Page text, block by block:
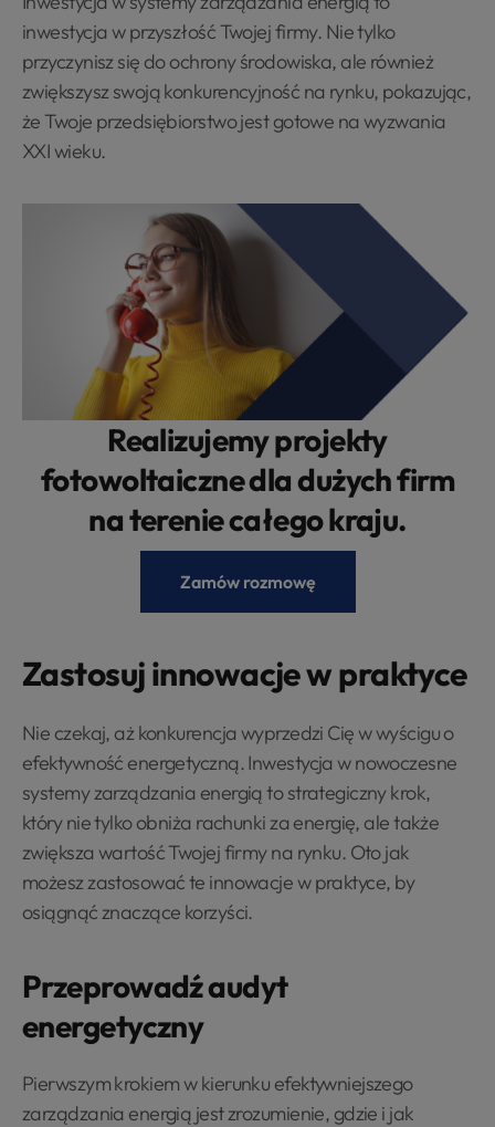
inwestycja w przyszłość Twojej firmy. Nie tylko
przyczynisz się do ochrony środowiska, ale również
zwiększysz swoją konkurencyjność na rynku, pokazując,
że Twoje przedsiębiorstwo jest gotowe na wyzwania
XXI wieku.
Realizujemy projekty
fotowoltaiczne dla dużych firm
na terenie całego kraju.
Zamów rozmowę
Zastosuj innowacje w praktyce
Nie czekaj, aż konkurencja wyprzedzi Cię w wyścigu o
efektywność energetyczną. Inwestycja w nowoczesne
systemy zarządzania energią to strategiczny krok,
który nie tylko obniża rachunki za energię, ale także
zwiększa wartość Twojej firmy na rynku. Oto jak
możesz zastosować te innowacje w praktyce, by
osiągnąć znaczące korzyści.
Przeprowadź audyt
energetyczny
Pierwszym krokiem w kierunku efektywniejszego
zarządzania energią jest zrozumienie, gdzie i jak